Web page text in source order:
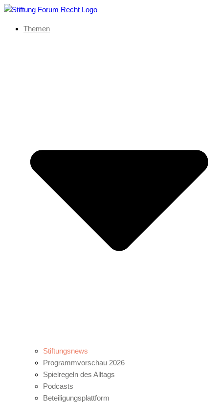
Themen
Stiftungsnews
Programmvorschau 2026
Spielregeln des Alltags
Podcasts
Beteiligungsplattform